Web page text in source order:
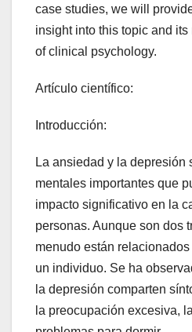
case studies, we will
insight into this topic and
of clinical psychology.
Artículo científico:
Introducción:
La ansiedad y la depresión
mentales importantes que
impacto significativo en la
personas. Aunque son dos
menudo están
un individuo. Se ha
la depresión comparten
la preocupación excesiva,